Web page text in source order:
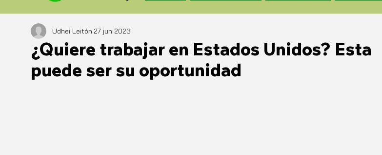
¿Quiere trabajar en Estados Unidos? Esta
puede ser su oportunidad
Udhei Leitón 27 jun 2023